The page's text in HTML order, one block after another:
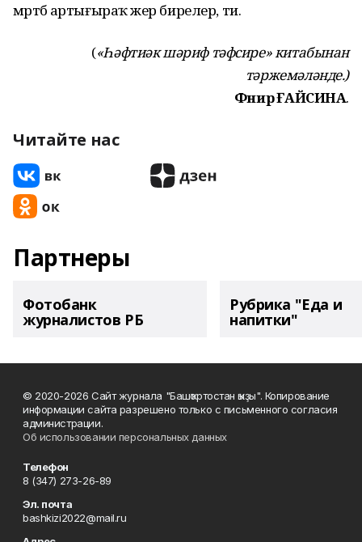
мәртәбә артығыраҡ әжер бирелер, ти.
(«Һәфтиәк шәриф тәфсире» китабынан
тәржемәләнде.)
Фәнирә ҒАЙСИНА.
Читайте нас
Партнеры
Фотобанк
журналистов РБ
Рубрика "Еда и
напитки"
© 2020-2026 Сайт журнала "Башҡортостан ҡыҙы". Копирование
информации сайта разрешено только с письменного согласия
администрации.
Об использовании персональных данных
Телефон
8 (347) 273-26-89
Эл. почта
bashkizi2022@mail.ru